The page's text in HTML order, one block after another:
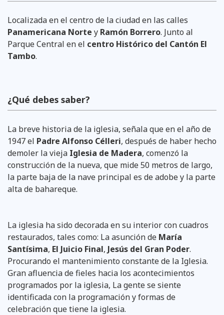
Localizada en el centro de la ciudad en las calles
Panamericana Norte y Ramón Borrero. Junto al
Parque Central en el centro Histórico del Cantón El
Tambo.
¿Qué debes saber?
La breve historia de la iglesia, señala que en el año de
1947 el Padre Alfonso Célleri, después de haber hecho
demoler la vieja Iglesia de Madera, comenzó la
construcción de la nueva, que mide 50 metros de largo,
la parte baja de la nave principal es de adobe y la parte
alta de bahareque.
La iglesia ha sido decorada en su interior con cuadros
restaurados, tales como: La asunción de María
Santísima, El Juicio Final, Jesús del Gran Poder.
Procurando el mantenimiento constante de la Iglesia.
Gran afluencia de fieles hacia los acontecimientos
programados por la iglesia, La gente se siente
identificada con la programación y formas de
celebración que tiene la iglesia.